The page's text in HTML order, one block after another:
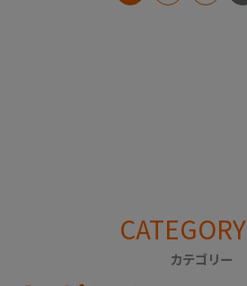
CATEGORY
カテゴリー